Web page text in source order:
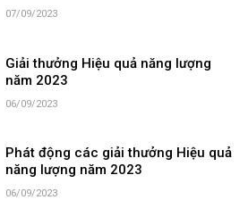
07/09/2023
Giải thưởng Hiệu quả năng lượng
năm 2023
06/09/2023
Phát động các giải thưởng Hiệu quả
năng lượng năm 2023
06/09/2023